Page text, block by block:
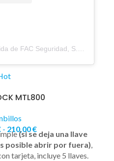
Una publicación compartida de FAC Seguridad, S.A. (@fac_seguridad)
MTL800
- 210,00€
(si se deja una llave
posible abrir por fuera),
tarjeta, incluye 5 llaves.